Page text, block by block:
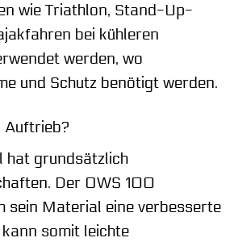
wie Triathlon, Stand-Up-
bei kühleren
werden, wo
und Schutz benötigt werden.
Auftrieb?
hat grundsätzlich
Der OWS 100
sein Material eine verbesserte
somit leichte